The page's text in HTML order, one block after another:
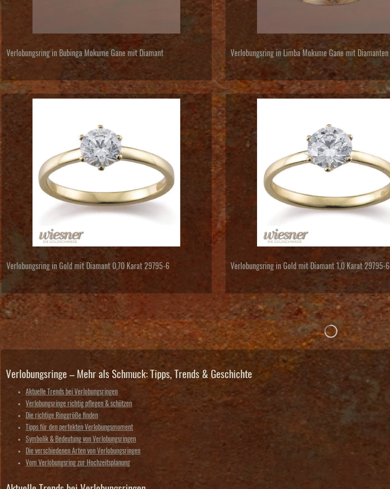
Verlobungsring in Bubinga Mokume Gane mit Diamant Verlobungsring in Limba Mokume Gane mit Diamanten
Verlobungsring in Gold mit Diamant 0,70 Karat 29795-6 Verlobungsring in Gold mit Diamant 1,0 Karat 29795-6
Verlobungsringe – Mehr als Schmuck: Tipps, Trends & Geschichte
Aktuelle Trends bei Verlobungsringen
Verlobungsringe richtig pflegen & schützen
Die richtige Ringgröße finden
Tipps für den perfekten Verlobungsmoment
Symbolik & Bedeutung von Verlobungsringen
Die verschiedenen Arten von Verlobungsringen
Vom Verlobungsring zur Hochzeitsplanung